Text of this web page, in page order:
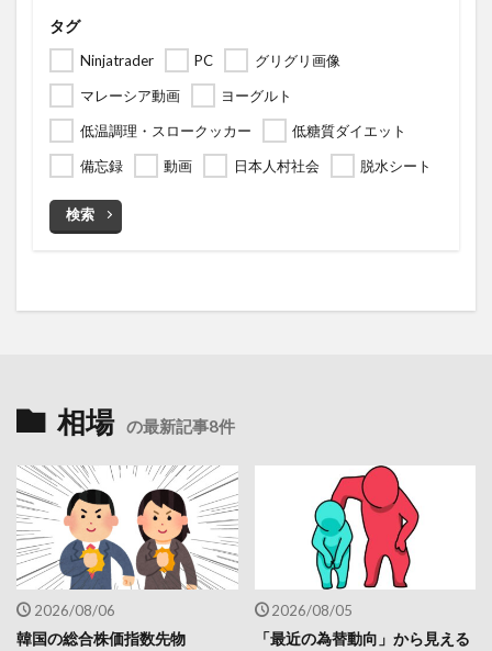
タグ
Ninjatrader PC
グリグリ画像
マレーシア動画
ヨーグルト
低温調理・スロークッカー
低糖質ダイエット
備忘録
動画 日本人村社会 脱水シート
検索
相場 の最新記事8件
2026/08/06
韓国の総合株価指数先物
2026/08/05
「最近の為替動向」から見える